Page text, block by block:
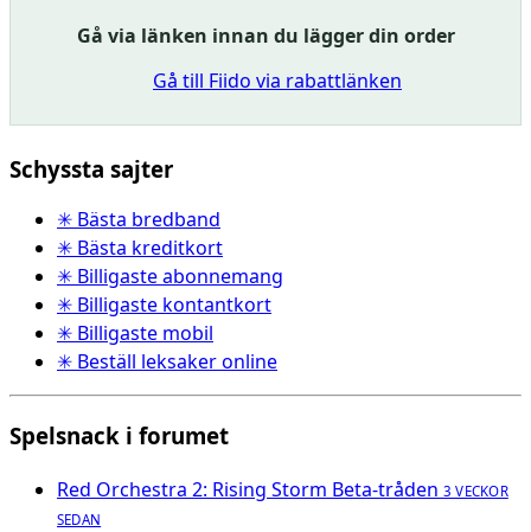
Gå via länken innan du lägger din order
Gå till Fiido via rabattlänken
Schyssta sajter
✳ Bästa bredband
✳ Bästa kreditkort
✳ Billigaste abonnemang
✳ Billigaste kontantkort
✳ Billigaste mobil
✳ Beställ leksaker online
Spelsnack i forumet
Red Orchestra 2: Rising Storm Beta-tråden 3 VECKOR
SEDAN